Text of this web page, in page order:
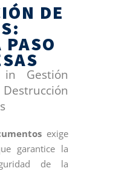
DE
in Gestión
Destrucción
exige
garantice la
de la